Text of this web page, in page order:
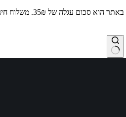
עגלה של 35₪. משלוח חינם מעל 250₪